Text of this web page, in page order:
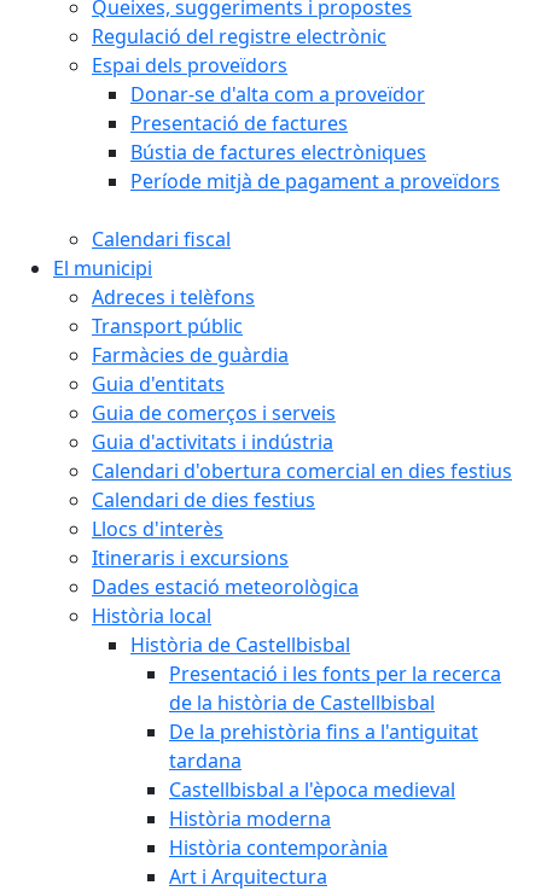
Queixes, suggeriments i propostes
Regulació del registre electrònic
Espai dels proveïdors
Donar-se d'alta com a proveïdor
Presentació de factures
Bústia de factures electròniques
Període mitjà de pagament a proveïdors
Calendari fiscal
El municipi
Adreces i telèfons
Transport públic
Farmàcies de guàrdia
Guia d'entitats
Guia de comerços i serveis
Guia d'activitats i indústria
Calendari d'obertura comercial en dies festius
Calendari de dies festius
Llocs d'interès
Itineraris i excursions
Dades estació meteorològica
Història local
Història de Castellbisbal
Presentació i les fonts per la recerca
de la història de Castellbisbal
De la prehistòria fins a l'antiguitat
tardana
Castellbisbal a l'època medieval
Història moderna
Història contemporània
Art i Arquitectura